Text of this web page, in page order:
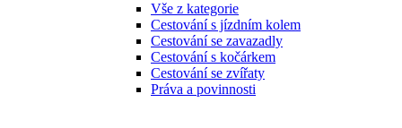
Vše z kategorie
Cestování s jízdním kolem
Cestování se zavazadly
Cestování s kočárkem
Cestování se zvířaty
Práva a povinnosti